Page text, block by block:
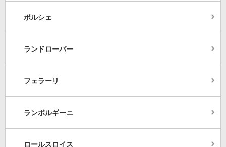
ポルシェ
ランドローバー
フェラーリ
ランボルギーニ
ロールスロイス